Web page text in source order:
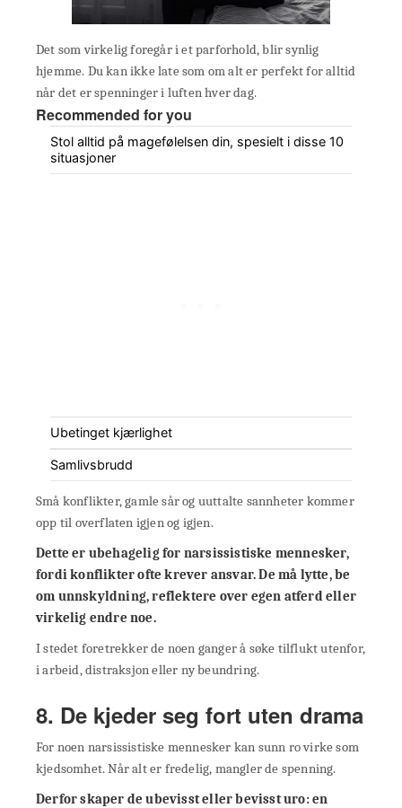
Det som virkelig foregår i et parforhold, blir synlig
hjemme. Du kan ikke late som om alt er perfekt for alltid
når det er spenninger i luften hver dag.
Recommended for you
Stol alltid på magefølelsen din, spesielt i disse 10
situasjoner
Ubetinget kjærlighet
Samlivsbrudd
Små konflikter, gamle sår og uuttalte sannheter kommer
opp til overflaten igjen og igjen.
Dette er ubehagelig for narsissistiske mennesker,
fordi konflikter ofte krever ansvar. De må lytte, be
om unnskyldning, reflektere over egen atferd eller
virkelig endre noe.
I stedet foretrekker de noen ganger å søke tilflukt utenfor,
i arbeid, distraksjon eller ny beundring.
8. De kjeder seg fort uten drama
For noen narsissistiske mennesker kan sunn ro virke som
kjedsomhet. Når alt er fredelig, mangler de spenning.
Derfor skaper de ubevisst eller bevisst uro:en